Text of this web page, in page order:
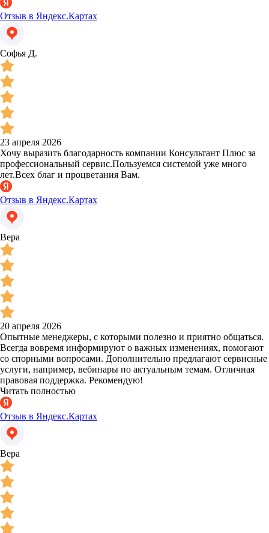
Отзыв в Яндекс.Картах
Софья Д.
23 апреля 2026
Хочу выразить благодарность компании Консультант Плюс за
профессиональный сервис.Пользуемся системой уже много
лет.Всех благ и процветания Вам.
Отзыв в Яндекс.Картах
Вера
20 апреля 2026
Опытные менеджеры, с которыми полезно и приятно общаться.
Всегда вовремя информируют о важных изменениях, помогают
со спорными вопросами. Дополнительно предлагают сервисные
услуги, например, вебинары по актуальным темам. Отличная
правовая поддержка. Рекомендую!
Читать полностью
Отзыв в Яндекс.Картах
Вера